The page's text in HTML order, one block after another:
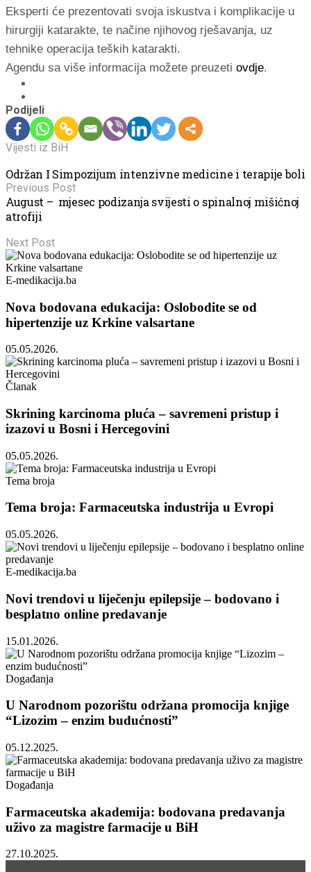
Eksperti će prezentovati svoja iskustva i komplikacije u
hirurgiji katarakte, te načine njihovog rješavanja, uz
tehnike operacija teških katarakti.
Agendu sa više informacija možete preuzeti ovdje.
Podijeli
Vijesti iz BiH
Održan I Simpozijum intenzivne medicine i terapije boli
Previous Post
August – mjesec podizanja svijesti o spinalnoj mišićnoj
atrofiji
Next Post
E-medikacija.ba
Nova bodovana edukacija: Oslobodite se od
hipertenzije uz Krkine valsartane
05.05.2026.
Članak
Skrining karcinoma pluća – savremeni pristup i
izazovi u Bosni i Hercegovini
05.05.2026.
Tema broja
Tema broja: Farmaceutska industrija u Evropi
05.05.2026.
E-medikacija.ba
Novi trendovi u liječenju epilepsije – bodovano i
besplatno online predavanje
15.01.2026.
Događanja
U Narodnom pozorištu održana promocija knjige
“Lizozim – enzim budućnosti”
05.12.2025.
Događanja
Farmaceutska akademija: bodovana predavanja
uživo za magistre farmacije u BiH
27.10.2025.